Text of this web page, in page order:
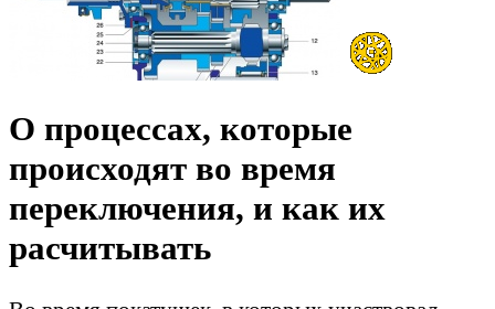
О процессах, которые
происходят во время
переключения, и как их
расчитывать